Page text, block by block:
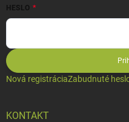
HESLO
Nová registráciaZabudnuté
KONTAKT